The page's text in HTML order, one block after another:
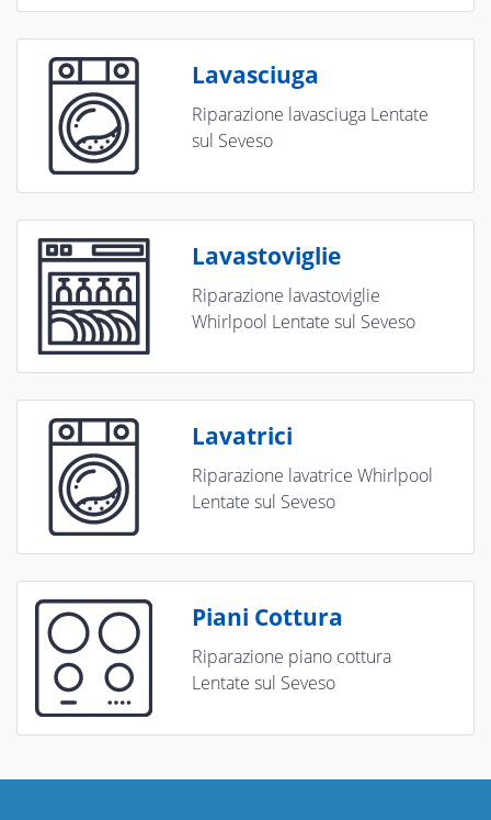
Lavasciuga
Riparazione lavasciuga Lentate
sul Seveso
Lavastoviglie
Riparazione lavastoviglie
Whirlpool Lentate sul Seveso
Lavatrici
Riparazione lavatrice Whirlpool
Lentate sul Seveso
Piani Cottura
Riparazione piano cottura
Lentate sul Seveso